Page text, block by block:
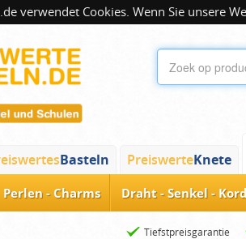
verwendet Cookies. Wenn Sie unsere
Basteln PreiswerteKnete
Perlen - Charms Draht - Senkel -
Tiefstpreisgarantie